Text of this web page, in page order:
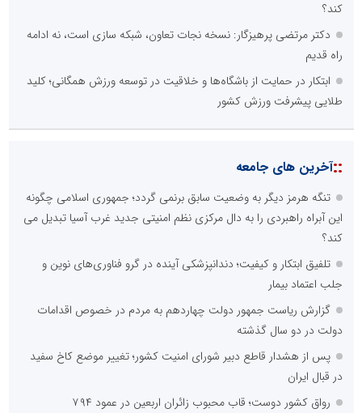
کند؟
دکتر مرتضی پرهیزگار: نسخه نجات تعاون، شبکه سازی است، نه ادامه
راه قدیم
ابتکار در حمایت از باشگاه‌ها و خلاقیت در توسعه ورزش همگانی؛ کلید
طلایی پیشرفت ورزش کشور
::آخرین های جامعه
تنگه هرمز دیگر به وضعیت سابق برنمی گردد؛ جمهوری اسلامی چگونه
این آبراه راهبردی را به دال مرکزی نظم امنیتی جدید غرب آسیا تبدیل می
کند؟
تلفیق ابتکار و کیفیت؛ دندانپزشکی آینده در گرو فناوری‌های نوین و
جلب اعتماد بیمار
گزارش ریاست جمهور دولت چهاردهم به مردم در خصوص اقدامات
دولت در دو سال گذشته
پس از هشدار قاطع دبیر شورای امنیت کشور؛ تغییر موضع کاخ سفید
در قبال ایران
رواق کشور دوست؛ قاب محبوب زائران اربعین در عمود ۷۹۴